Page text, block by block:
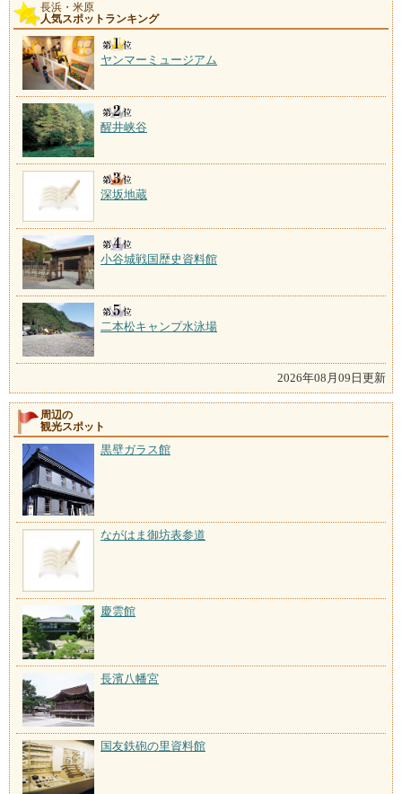
長浜・米原
人気スポットランキング
ヤンマーミュージアム
醒井峡谷
深坂地蔵
小谷城戦国歴史資料館
二本松キャンプ水泳場
2026年08月09日更新
周辺の
観光スポット
黒壁ガラス館
ながはま御坊表参道
慶雲館
長濱八幡宮
国友鉄砲の里資料館